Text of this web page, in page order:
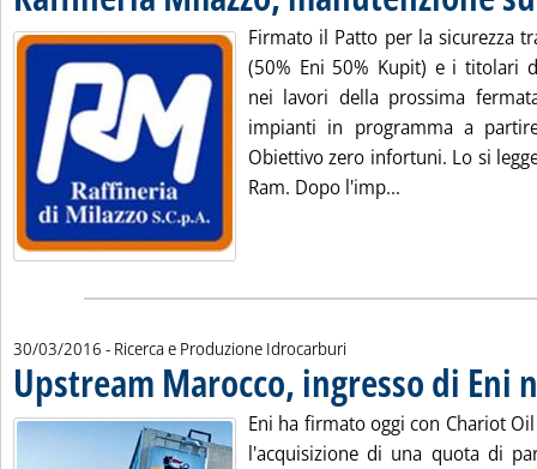
Firmato il Patto per la sicurezza
(50% Eni 50% Kupit) e i titolari
nei lavori della prossima
impianti in programma a
Obiettivo zero infortuni. Lo si
Ram. Dopo l'imp...
30/03/2016 - Ricerca e Produzione Idrocarburi
Upstream Marocco, ingresso di Eni
Eni ha firmato oggi con Chariot
l'acquisizione di una quota di